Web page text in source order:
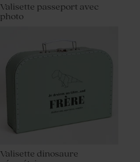
Valisette passeport avec
photo
Valisette dinosaure